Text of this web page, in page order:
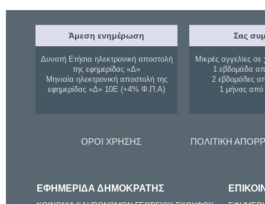
Άμεση ενημέρωση
Δυνατή Ετήσια ηλεκτρονική αποστολή
της εφημερίδας «Δ»
Μηνιαία ηλεκτρονική αποστολή της
εφημερίδας «Δ» 10Ε (+4% Φ.Π.Α)
Σας
Μικρές αγγελίες σε
1 εβδομάδα
2 εβδομάδες
1 μήνας
ΟΡΟΙ ΧΡΗΣΗΣ ΠΟΛΙΤΙΚΗ
ΕΦΗΜΕΡΙΔΑ ΔΗΜΟΚΡΑΤΗΣ